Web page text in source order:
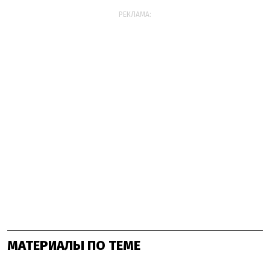
РЕКЛАМА:
МАТЕРИАЛЫ ПО ТЕМЕ